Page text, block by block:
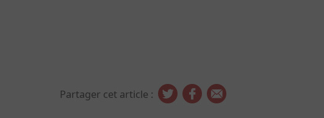
Partager cet article :